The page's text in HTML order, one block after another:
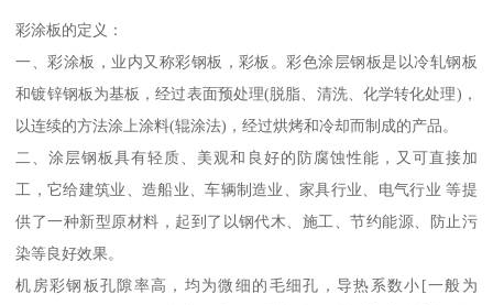
彩涂板的定义：
一、彩涂板，业内又称彩钢板，彩板。彩色涂层钢板是以冷轧钢板
和镀锌钢板为基板，经过表面预处理(脱脂、清洗、化学转化处理)，
以连续的方法涂上涂料(辊涂法)，经过烘烤和冷却而制成的产品。
二、涂层钢板具有轻质、美观和良好的防腐蚀性能，又可直接加
工，它给建筑业、造船业、车辆制造业、家具行业、电气行业 等提
供了一种新型原材料，起到了以钢代木、施工、节约能源、防止污
染等良好效果。
机房彩钢板孔隙率高，均为微细的毛细孔，导热系数小[一般为